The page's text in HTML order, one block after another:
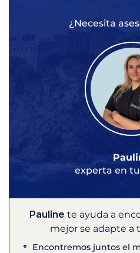
¿Necesita
experta en
Pauline te ayuda a
mejor se adapte a
Encontremos juntos el